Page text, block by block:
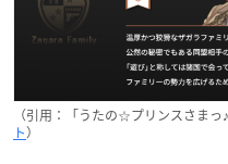
（引用：「うたの☆プリンスさま
ト）